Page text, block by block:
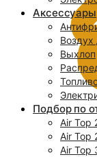
Аксессуары
Воздух
Выхлоп
Подбор по
Air Top
Air Top
Air Top